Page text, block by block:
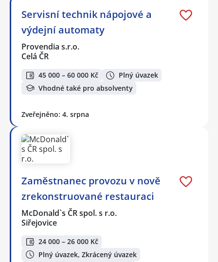
Servisní technik nápojové a
výdejní automaty
Provendia s.r.o.
Celá ČR
45 000 – 60 000 Kč
Plný úvazek
Vhodné také pro absolventy
Zveřejněno: 4. srpna
Zaměstnanec provozu v nově
zrekonstruované restauraci
McDonald`s ČR spol. s r.o.
Siřejovice
24 000 – 26 000 Kč
Plný úvazek, Zkrácený úvazek